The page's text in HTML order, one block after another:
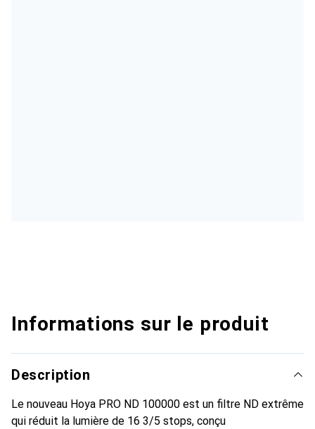
Informations sur le produit
Description
Le nouveau Hoya PRO ND 100000 est un filtre ND extrême
qui réduit la lumière de 16 3/5 stops, conçu